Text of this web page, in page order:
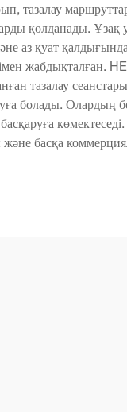
тазалау
қолданады. Ұзақ
аз қуат қалдығында
жабдықталған.
тазалау
болады. Олардың
және басқа